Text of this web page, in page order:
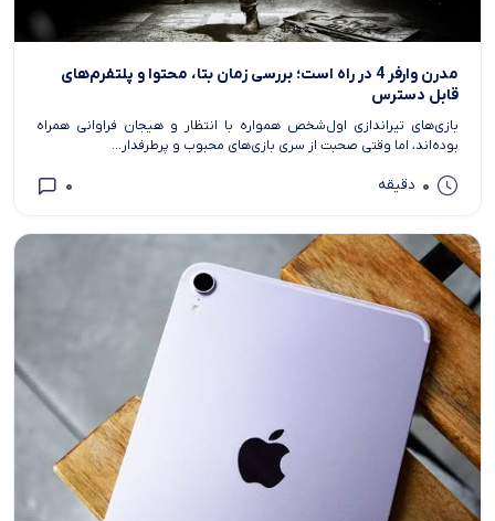
مدرن وارفر 4 در راه است؛ بررسی زمان بتا، محتوا و پلتفرم‌های
قابل دسترس
بازی‌های تیراندازی اول‌شخص همواره با انتظار و هیجان فراوانی همراه
بوده‌اند، اما وقتی صحبت از سری بازی‌های محبوب و پرطرفدار...
0 دقیقه 0